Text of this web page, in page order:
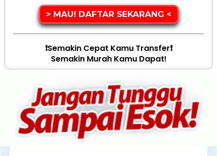
> MAU! DAFTAR SEKARANG <
❗️semakin Cepat Kamu Transfer❗️
Semakin Murah Kamu Dapat!